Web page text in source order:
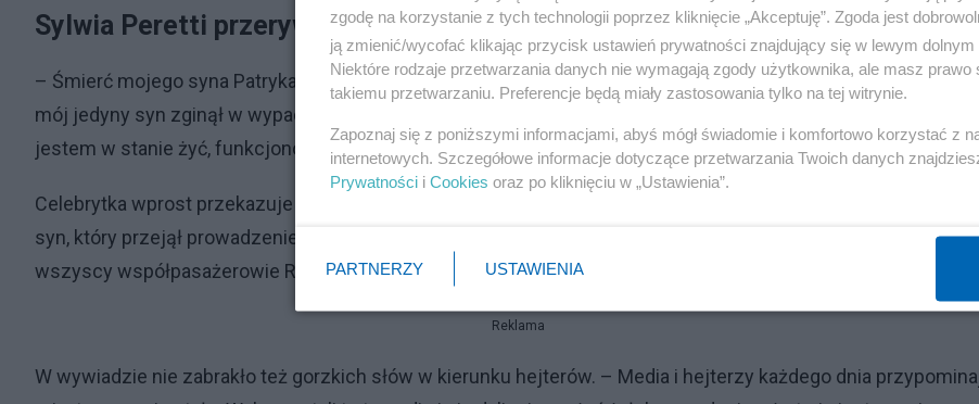
Sylwia Peretti przerywa milczenie
– Śmierć mojego syna Patryka wydarzyła się po nic i nie widzę w niej żadnego sensu (...) W nocy z 14 na 15
mój jedyny syn zginął w wypadku samochodowym. A ja? Ja umarłam razem z nim. Mnie nie ma. Nie istnieję.
jestem w stanie żyć, funkcjonować normalnie – to słowa zrozpaczonej kobiety.
Celebrytka wprost przekazuje też, że nie zamierza się poddawać. Jak wyjaśnia, winny tragedii nie jest stricte jej
syn, który przejął prowadzenie samochodu na nieco ponad kilometr przed miejscem zdarzenia. - Winni są
wszyscy współpasażerowie Renaulta - twierdzi Sylwia Peretti.
Reklama
W wywiadzie nie zabrakło też gorzkich słów w kierunku hejterów. – Media i hejterzy każdego dnia
zgodę na korzystanie z tych technologii poprzez kliknięcie „Akceptuję”. Zgoda jest
ją zmienić/wycofać klikając przycisk ustawień prywatności znajdujący się w lewym dolnym
Niektóre rodzaje przetwarzania danych nie wymagają zgody użytkownika, ale masz prawo
takiemu przetwarzaniu. Preferencje będą miały zastosowania tylko na tej witrynie.
Zapoznaj się z poniższymi informacjami, abyś mógł świadomie i komfortowo korzystać z
internetowych. Szczegółowe informacje dotyczące przetwarzania Twoich danych
Prywatności i Cookies oraz po kliknięciu w „Ustawienia”.
PARTNERZY USTAWIENIA